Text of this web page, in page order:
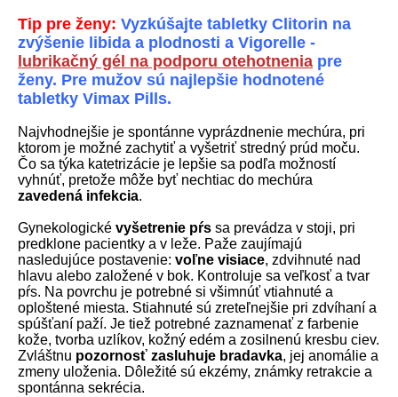
Tip pre ženy: Vyzkúšajte tabletky Clitorin na
zvýšenie libida a plodnosti a Vigorelle -
lubrikačný gél na podporu otehotnenia pre
ženy. Pre mužov sú najlepšie hodnotené
tabletky Vimax Pills.
Najvhodnejšie je spontánne vyprázdnenie mechúra, pri
ktorom je možné zachytiť a vyšetriť stredný prúd moču.
Čo sa týka katetrizácie je lepšie sa podľa možností
vyhnúť, pretože môže byť nechtiac do mechúra
zavedená infekcia.
Gynekologické vyšetrenie pŕs sa prevádza v stoji, pri
predklone pacientky a v leže. Paže zaujímajú
nasledujúce postavenie: voľne visiace, zdvihnuté nad
hlavu alebo založené v bok. Kontroluje sa veľkosť a tvar
pŕs. Na povrchu je potrebné si všimnúť vtiahnuté a
oploštené miesta. Stiahnuté sú zreteľnejšie pri zdvíhaní a
spúšťaní paží. Je tiež potrebné zaznamenať z farbenie
kože, tvorba uzlíkov, kožný edém a zosilnenú kresbu ciev.
Zvláštnu pozornosť zasluhuje bradavka, jej anomálie a
zmeny uloženia. Dôležité sú ekzémy, známky retrakcie a
spontánna sekrécia.